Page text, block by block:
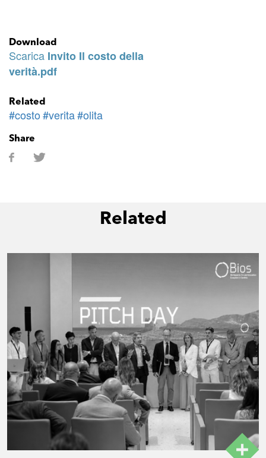
Download
Scarica Invito Il costo della
verità.pdf
Related
#costo#verita#olita
Share
Related